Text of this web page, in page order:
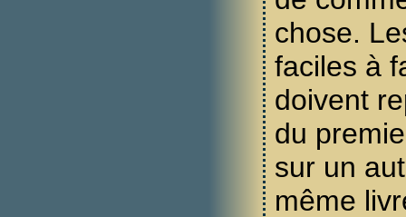
chose.
faciles à
doivent
du
sur un
même